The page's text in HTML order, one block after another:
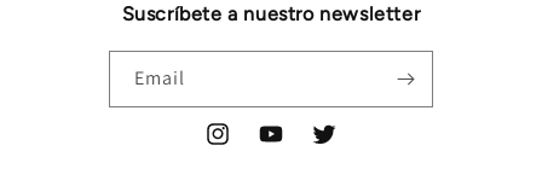
Suscríbete a nuestro newsletter
Email
InstagramYouTubeTwitter